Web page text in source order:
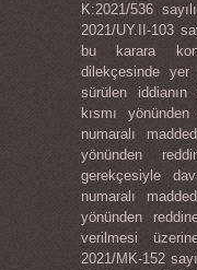
K:2021/536
2021/UY.II-103
bu karara
dilekçesinde
sürülen
kısmı
numaralı
yönünden
gerekçesiyle
numaralı
yönünden
verilmesi
2021/MK-152